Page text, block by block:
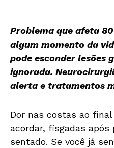
Problema que afeta
algum momento da
pode esconder lesões
ignorada.
alerta e tratamentos
Dor nas costas ao
acordar, fisgadas
sentado. Se você já